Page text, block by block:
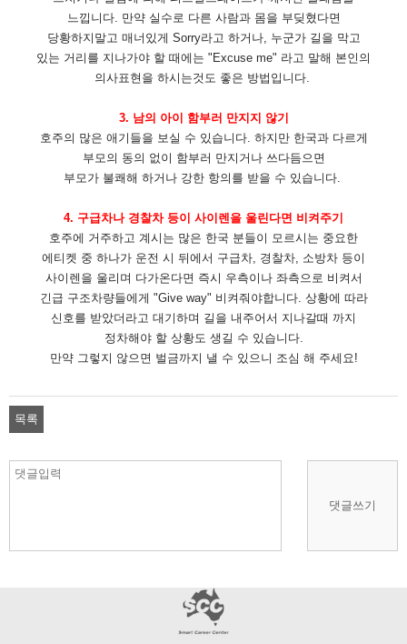
느낍니다. 만약 실수로 다른 사람과 몸을 부딪혔다면
당황하지말고 매너있게 Sorry라고 하거나, 누군가 길을 막고
있는 거리를 지나가야 할 때에는 "Excuse me" 라고 말해 본인의
의사표현을 하시는것도 좋은 방법입니다.
3. 남의 아이 함부러 만지지 않기
호주의 많은 애기들을 보실 수 있습니다. 하지만 한국과 다르게
부모의 동의 없이 함부러 만지거나 쓰다듬으면
부모가 불쾌해 하거나 강한 항의를 받을 수 있습니다.
4. 구급차나 경찰차 등이 사이렌을 울린다면 비켜주기
호주에 거주하고 계시는 많은 한국 분들이 모르시는 중요한
에티켓 중 하나가 운전 시 뒤에서 구급차, 경찰차, 소방차 등이
사이렌을 울리며 다가온다면 즉시 우측이나 좌측으로 비켜서
긴급 구조차량들에게 "Give way" 비켜줘야합니다. 상황에 따라
신호를 받았더라고 대기하며 길을 내주어서 지나갈때 까지
정차해야 할 상황도 생길 수 있습니다.
만약 그렇지 않으면 벌금까지 낼 수 있으니 조심 해 주세요!
목록
댓글쓰기